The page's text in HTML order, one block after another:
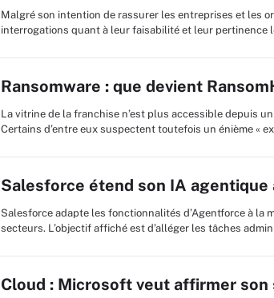
Malgré son intention de rassurer les entreprises et les
interrogations quant à leur faisabilité et leur pertinence
Ransomware : que devient
La vitrine de la franchise n’est plus accessible depuis
Certains d’entre eux suspectent toutefois un énième «
Salesforce étend son IA
Salesforce adapte les fonctionnalités d’Agentforce à la
secteurs. L’objectif affiché est d’alléger les tâches
Cloud : Microsoft veut affirmer son